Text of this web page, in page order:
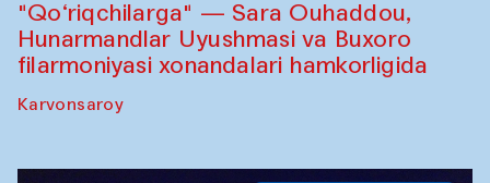
"Qo‘riqchilarga" — Sara Ouhaddou,
Hunarmandlar Uyushmasi va Buxoro
filarmoniyasi xonandalari hamkorligida
Karvonsaroy